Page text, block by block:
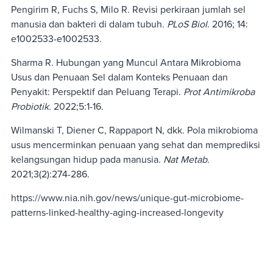
Pengirim R, Fuchs S, Milo R. Revisi perkiraan jumlah sel
manusia dan bakteri di dalam tubuh. PLoS Biol. 2016; 14:
e1002533-e1002533.
Sharma R. Hubungan yang Muncul Antara Mikrobioma
Usus dan Penuaan Sel dalam Konteks Penuaan dan
Penyakit: Perspektif dan Peluang Terapi. Prot Antimikroba
Probiotik. 2022;5:1-16.
Wilmanski T, Diener C, Rappaport N, dkk. Pola mikrobioma
usus mencerminkan penuaan yang sehat dan memprediksi
kelangsungan hidup pada manusia. Nat Metab.
2021;3(2):274-286.
https://www.nia.nih.gov/news/unique-gut-microbiome-
patterns-linked-healthy-aging-increased-longevity